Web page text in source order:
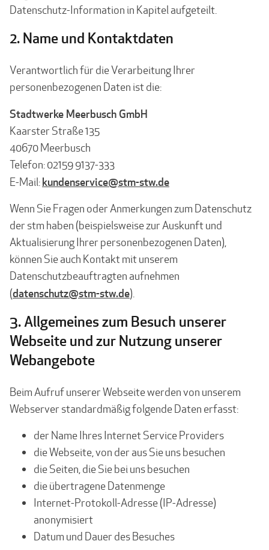
Datenschutz-Information in Kapitel aufgeteilt.
2. Name und Kontaktdaten
Verantwortlich für die Verarbeitung Ihrer
personenbezogenen Daten ist die:
Stadtwerke Meerbusch GmbH
Kaarster Straße 135
40670 Meerbusch
Telefon: 02159 9137-333
E-Mail:kundenservice@stm-stw.de
Wenn Sie Fragen oder Anmerkungen zum Datenschutz
der stm haben (beispielsweise zur Auskunft und
Aktualisierung Ihrer personenbezogenen Daten),
können Sie auch Kontakt mit unserem
Datenschutzbeauftragten aufnehmen
(datenschutz@stm-stw.de).
3. Allgemeines zum Besuch unserer
Webseite und zur Nutzung unserer
Webangebote
Beim Aufruf unserer Webseite werden von unserem
Webserver standardmäßig folgende Daten erfasst:
der Name Ihres Internet Service Providers
die Webseite, von der aus Sie uns besuchen
die Seiten, die Sie bei uns besuchen
die übertragene Datenmenge
Internet-Protokoll-Adresse (IP-Adresse)
anonymisiert
Datum und Dauer des Besuches